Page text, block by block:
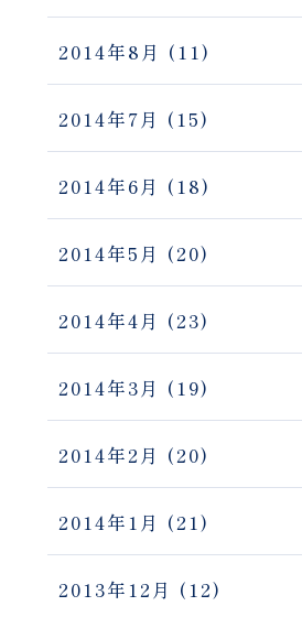
2014年8月 (11)
2014年7月 (15)
2014年6月 (18)
2014年5月 (20)
2014年4月 (23)
2014年3月 (19)
2014年2月 (20)
2014年1月 (21)
2013年12月 (12)